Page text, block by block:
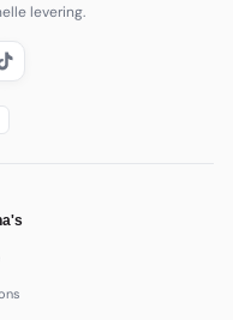
levering.